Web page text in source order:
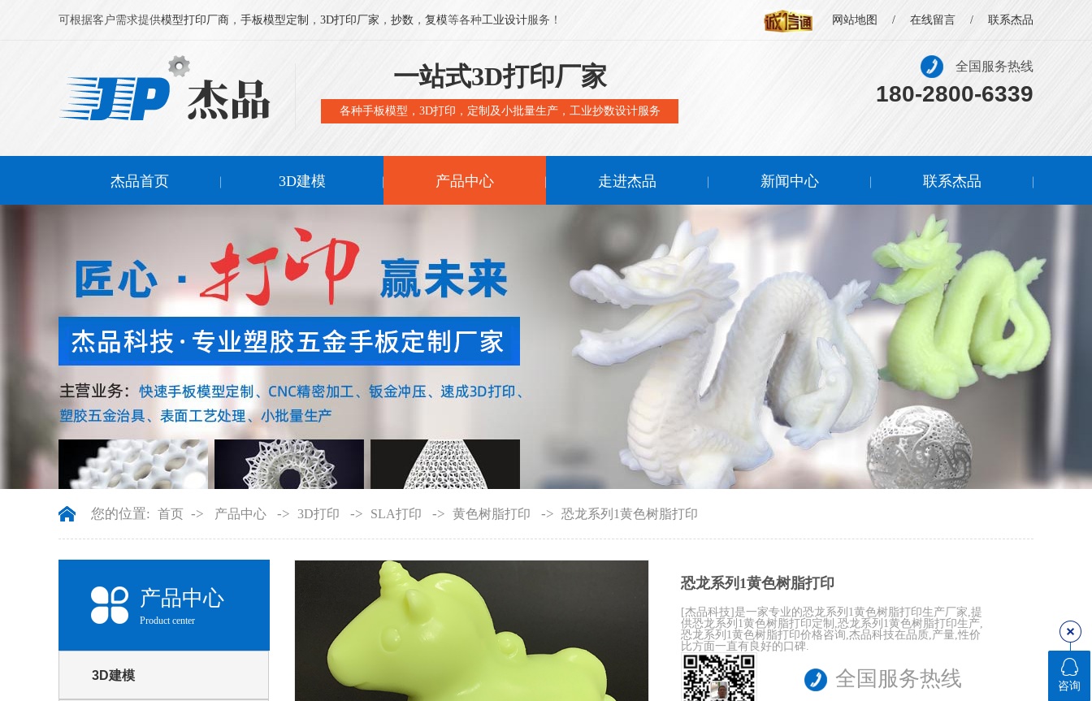
可根据客户需求提供模型打印厂商 ， 手板模型定制 ， 3D打印厂家 ， 抄数 ， 复模等各种工业设计服务！ 网站地图 / 在线留言 / 联系杰品
一站式3D打印厂家
各种手板模型，3D打印，定制及小批量生产，工业抄数设计服务
全国服务热线
180-2800-6339
杰品首页 3D建模 产品中心 走进杰品 新闻中心 联系杰品
您的位置: 首页 -> 产品中心 -> 3D打印 -> SLA打印 -> 黄色树脂打印 -> 恐龙系列1黄色树脂打印
产品中心
Product center
3D建模
恐龙系列1黄色树脂打印
[杰品科技]是一家专业的恐龙系列1黄色树脂打印生产厂家,提
供恐龙系列1黄色树脂打印定制,恐龙系列1黄色树脂打印生产,
恐龙系列1黄色树脂打印价格咨询,杰品科技在品质,产量,性价
比方面一直有良好的口碑.
全国服务热线
咨询